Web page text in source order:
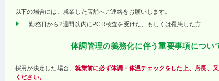
以下の場合には、就業した店舗へご連絡をお願いします。
勤務日から2週間以内にPCR検査を受けた、もしくは罹患した方
体調管理の義務化に伴う重要事項につい
採用が決定した場合、就業前に必ず体調・体温チェックをした上、店長、
ください。